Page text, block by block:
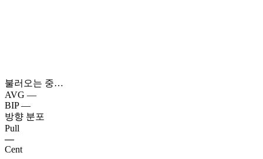
불러오는 중…
AVG —
BIP —
방향 분포
Pull
—
Cent